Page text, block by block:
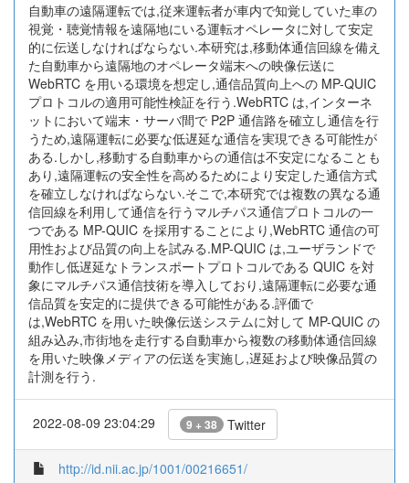
自動車の遠隔運転では,従来運転者が車内で知覚していた車の
視覚・聴覚情報を遠隔地にいる運転オペレータに対して安定
的に伝送しなければならない.本研究は,移動体通信回線を備え
た自動車から遠隔地のオペレータ端末への映像伝送に
WebRTC を用いる環境を想定し,通信品質向上への MP-QUIC
プロトコルの適用可能性検証を行う.WebRTC は,インターネ
ットにおいて端末・サーバ間で P2P 通信路を確立し通信を行
うため,遠隔運転に必要な低遅延な通信を実現できる可能性が
ある.しかし,移動する自動車からの通信は不安定になることも
あり,遠隔運転の安全性を高めるためにより安定した通信方式
を確立しなければならない.そこで,本研究では複数の異なる通
信回線を利用して通信を行うマルチパス通信プロトコルの一
つである MP-QUIC を採用することにより,WebRTC 通信の可
用性および品質の向上を試みる.MP-QUIC は,ユーザランドで
動作し低遅延なトランスポートプロトコルである QUIC を対
象にマルチパス通信技術を導入しており,遠隔運転に必要な通
信品質を安定的に提供できる可能性がある.評価で
は,WebRTC を用いた映像伝送システムに対して MP-QUIC の
組み込み,市街地を走行する自動車から複数の移動体通信回線
を用いた映像メディアの伝送を実施し,遅延および映像品質の
計測を行う.
2022-08-09 23:04:29 9 + 38 Twitter
http://id.nii.ac.jp/1001/00216651/